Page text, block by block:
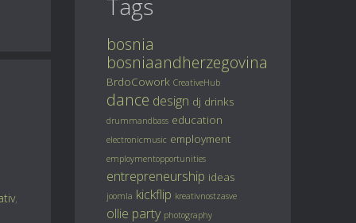
,
Tags
bosnia
bosniaandherzegovina
BrdoCowork CreativeHub
dance design dj drinks
drummandbass education
electronicmusic employment
employmentopportunities
entrepreneurship ideas
joomla kickflip kreativnostzasve
ollie party photography